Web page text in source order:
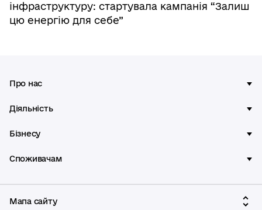
інфраструктуру: стартувала кампанія “Залиш
цю енергію для себе”
Про нас
Діяльність
Бізнесу
Споживачам
Мапа сайту